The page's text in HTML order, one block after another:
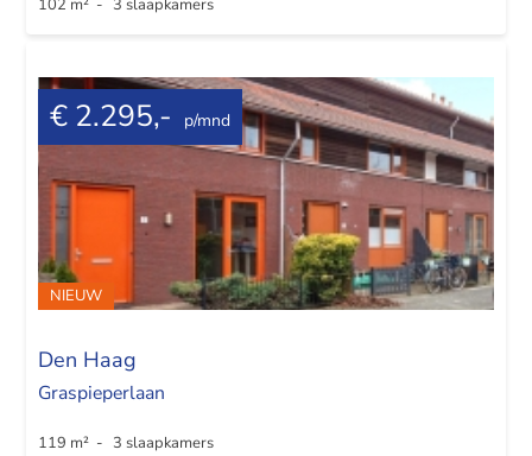
€ 2.295,- p/mnd
NIEUW
Den Haag
Graspieperlaan
119 m² - 3 slaapkamers